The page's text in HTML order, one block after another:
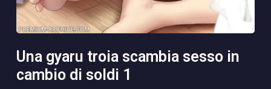
una gyaru troia scambia sesso in
cambio di soldi 1